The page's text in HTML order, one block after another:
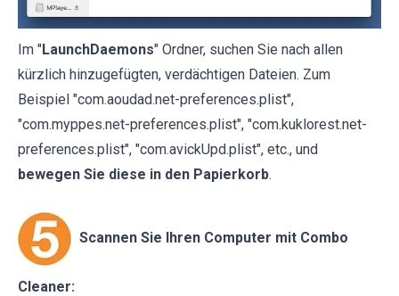
Im "LaunchDaemons" Ordner, suchen Sie nach allen
kürzlich hinzugefügten, verdächtigen Dateien. Zum
Beispiel "com.aoudad.net-preferences.plist",
"com.myppes.net-preferences.plist", "com.kuklorest.net-
preferences.plist", "com.avickUpd.plist", etc., und
bewegen Sie diese in den Papierkorb.
Scannen Sie Ihren Computer mit Combo
Cleaner: